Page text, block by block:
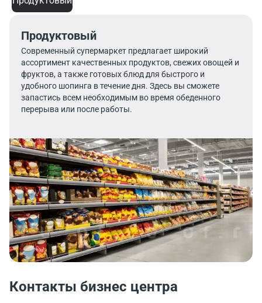
Продуктовый
Современный супермаркет предлагает широкий
ассортимент качественных продуктов, свежих овощей и
фруктов, а также готовых блюд для быстрого и
удобного шопинга в течение дня. Здесь вы сможете
запастись всем необходимым во время обеденного
перерыва или после работы.
Контакты бизнес центра